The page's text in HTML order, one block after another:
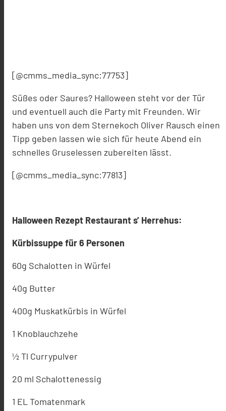
[@cmms_media_sync:77753]
Süßes oder Saures? Halloween steht vor der Tür
und eventuell auch die Party mit Freunden. Wir
haben uns von dem Sternekoch Oliver Rausch einen
Tipp geben lassen wie sich für heute Abend ein
schnelles Gruselessen zubereiten lässt.
[@cmms_media_sync:77813]
Halloween Rezept Restaurant s’ Herrehus:
Kürbissuppe für 6 Personen
60g Schalotten in Würfel
40g Butter
400g Muskatkürbis in Würfel
1 Knoblauchzehe
½ Tl Currypulver
20 ml Schalottenessig
1 EL Tomatenmark